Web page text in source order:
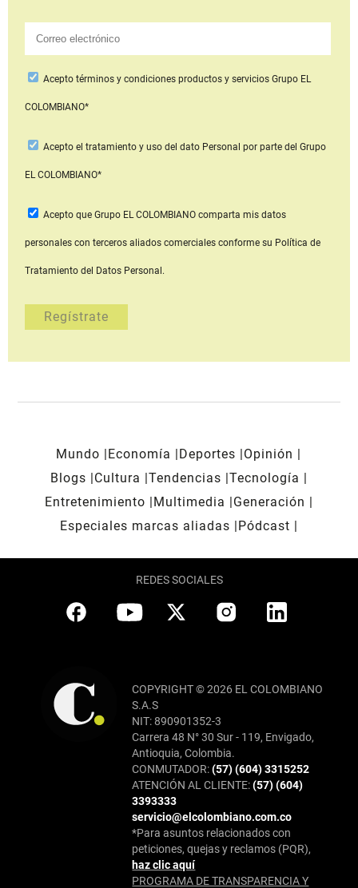
Aceptotérminos y condiciones productos y serviciosGrupo EL
COLOMBIANO*
Acepto el tratamiento y uso del dato Personal por parte del Grupo
EL COLOMBIANO*
Acepto que Grupo EL COLOMBIANOcomparta mis datos
personales con terceros aliados comerciales conforme su Política de
Tratamiento del Datos Personal.
Mundo Economía Deportes
Opinión
Blogs
Cultura Tendencias Tecnología
Entretenimiento
Multimedia
Generación
Especiales marcas aliadas
Pódcast
REDES SOCIALES
COPYRIGHT © 2026 EL COLOMBIANO
S.A.S
NIT: 890901352-3
Carrera 48 N° 30 Sur - 119, Envigado,
Antioquia, Colombia.
CONMUTADOR:(57) (604) 3315252
ATENCIÓN AL CLIENTE:(57) (604)
3393333
servicio@elcolombiano.com.co
*Para asuntos relacionados con
peticiones, quejas y reclamos (PQR),
haz clic aquí
PROGRAMA DE TRANSPARENCIA Y